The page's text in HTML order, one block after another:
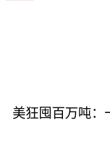
美狂囤百万吨：